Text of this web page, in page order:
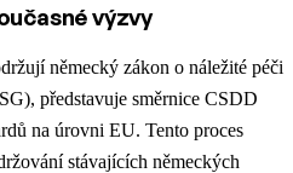
výzvy
německý zákon o náležité péči
představuje směrnice CSDD
na úrovni EU. Tento proces
stávajících německých